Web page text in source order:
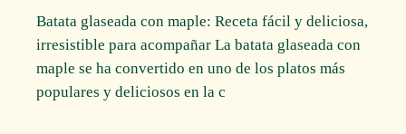
Batata glaseada con maple: Receta fácil y deliciosa,
irresistible para acompañar La batata glaseada con
maple se ha convertido en uno de los platos más
populares y deliciosos en la c